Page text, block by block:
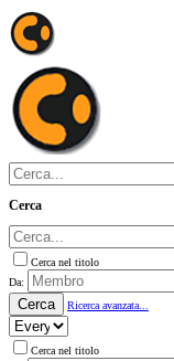
Cerca
Cerca nel titolo
Da:
Cerca Ricerca avanzata...
Cerca nel titolo